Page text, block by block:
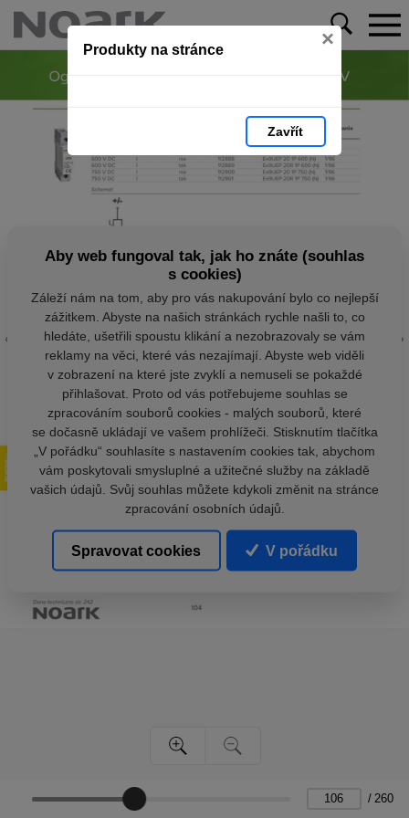
Produkty na stránce ×
Zavřít
/ 260
Aby web fungoval tak, jak ho znáte (souhlas
s cookies)
Záleží nám na tom, aby pro vás nakupování bylo co nejlepší
zážitkem. Abyste na našich stránkách rychle našli to, co
hledáte, ušetřili spoustu klikání a nezobrazovaly se vám
reklamy na věci, které vás nezajímají. Abyste web viděli
v zobrazení na které jste zvyklí a nemuseli se pokaždé
přihlašovat. Proto od vás potřebujeme souhlas se
zpracováním souborů cookies - malých souborů, které
se dočasně ukládají ve vašem prohlížeči. Stisknutím tlačítka
„V pořádku“ souhlasíte s nastavením cookies tak, abychom
vám poskytovali smysluplné a užitečné služby na základě
vašich údajů. Svůj souhlas můžete kdykoli změnit na stránce
zpracování osobních údajů.
Spravovat cookies V pořádku